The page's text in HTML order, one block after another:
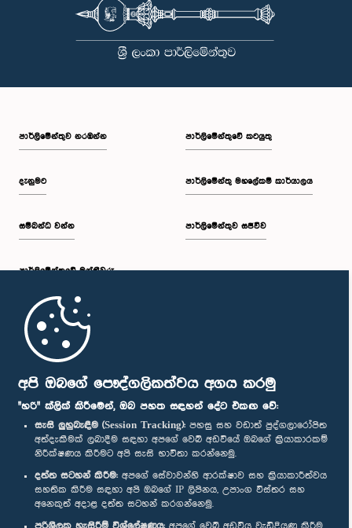
අපි ඔබගේ පෞද්ගලිකත්වය අගය කරමු
"හරි" ක්ලික් කිරීමෙන්, ඔබ පහත සඳහන් දේට එකඟ වේ:
සැසි ලුහුබැඳීම (Session Tracking): පහසු සහ වඩාත් පුද්ගලාරෝපිත
අත්දැකීමක් ලබාදීම සඳහා අපගේ වෙබ් අඩවියේ ඔබගේ ක්‍රියාකාරකම්
නිරීක්ෂණය කිරීමට අපි සැසි භාවිතා කරන්නෙමු.
දත්ත සටහන් කිරීම: අපගේ සේවාවන්හි ආරක්ෂාව සහ ක්‍රියාකාරීත්වය
සහතික කිරීම සඳහා අපි ඔබගේ IP ලිපිනය, උපාංග විස්තර සහ
අනෙකුත් අදාළ දත්ත සටහන් කරගන්නෙමු.
ප.ව. 2:05 - ප.ව. 2:15
ප.ව. 2:30 - ප.ව. 2:39
ප.ව. 2:39 - ප.ව. 2:48
ප.ව. 2:48 - ප.ව. 2:57
ප.ව. 2:57 - ප.ව. 3:04
ප.ව. 3:04 - ප.ව. 3:14
පාර්ලි‌මේන්තුව නරඹන්න
දැනුමට
සම්බන්ධ වන්න
පාර්ලි‌මේන්තුවේ මන්ත්‍රීවරු
මුල් පිටුව
පාර්ලිමේන්තුවේ කටයුතු
පාර්ලිමේන්තු මහලේකම් කාර්යාලය
පාර්ලිමේන්තුව සජීවීව
පාර්ලිමේන්තු ජංගම යෙදුම
අප හා සම්බන්ධ වී සිටින්න :
සම්මාන